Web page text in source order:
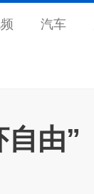
汽车
由”